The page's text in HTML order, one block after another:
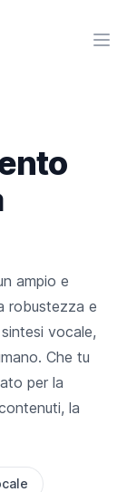
ampio e
robustezza e
vocale,
Che tu
per la
la